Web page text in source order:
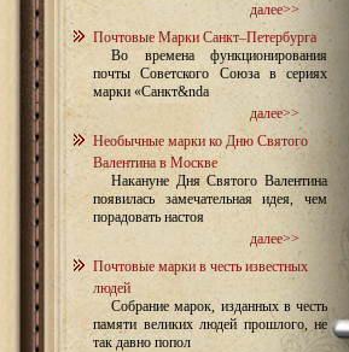
далее>>
Почтовые Марки Санкт–Петербурга
Во времена функционирования
почты Советского Союза в сериях
марки «Санкт&nda
далее>>
Необычные марки ко Дню Святого
Валентина в Москве
Накануне Дня Святого Валентина
появилась замечательная идея, чем
порадовать настоя
далее>>
Почтовые марки в честь известных
людей
Собрание марок, изданных в честь
памяти великих людей прошлого, не
так давно попол